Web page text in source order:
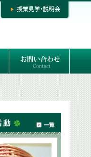
お問い合わせ
専門コースお問い合わせ
専門コース入学お申し込み
個人セッション